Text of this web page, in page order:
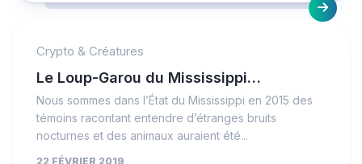
Crypto & Créatures
Le Loup-Garou du Mississippi…
Nous sommes dans l’État du Mississippi en 2015 des
témoins racontant entendre d’étranges bruits
nocturnes et des animaux auraient été...
22 FÉVRIER 2019